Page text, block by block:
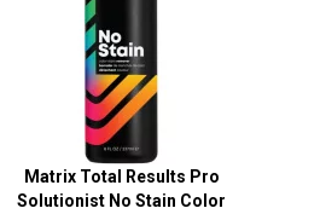
Matrix Total Results Pro
Solutionist No Stain Color